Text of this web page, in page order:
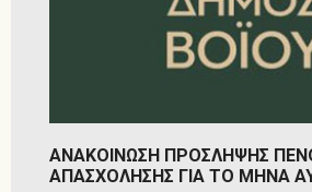
ΑΝΑΚΟΙΝΩΣΗ ΠΡΟΣΛΗΨΗΣ
ΑΠΑΣΧΟΛΗΣΗΣ ΓΙΑ ΤΟ ΜΗΝΑ